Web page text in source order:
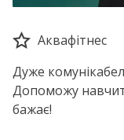
Аквафітнес
Дуже
Допоможу
бажає!